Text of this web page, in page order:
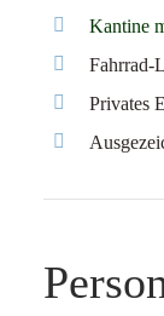
Kantine
Fahrrad-
Privates